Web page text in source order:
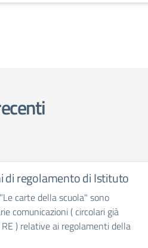
di regolamento di Istituto
carte della scuola" sono
comunicazioni ( circolari già
) relative ai regolamenti della